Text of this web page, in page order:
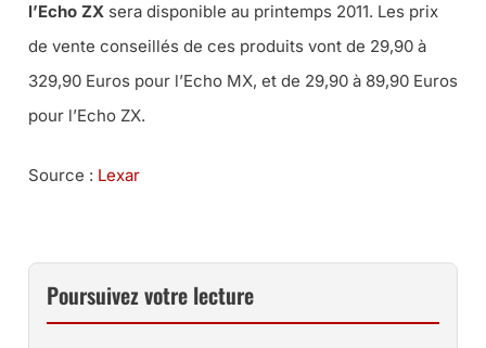
l’Echo ZX sera disponible au printemps 2011. Les prix
de vente conseillés de ces produits vont de 29,90 à
329,90 Euros pour l’Echo MX, et de 29,90 à 89,90 Euros
pour l’Echo ZX.
Source : Lexar
Poursuivez votre lecture